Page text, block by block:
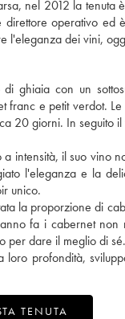
nel 2012 la
operativo ed
l'eleganza dei vini,
ghiaia con un
e petit verdot.
20 giorni. In
a intensità, il suo
l'eleganza e la
unico.
la proporzione di
fa i cabernet
per dare il meglio di sé.
profondità,
TENUTA